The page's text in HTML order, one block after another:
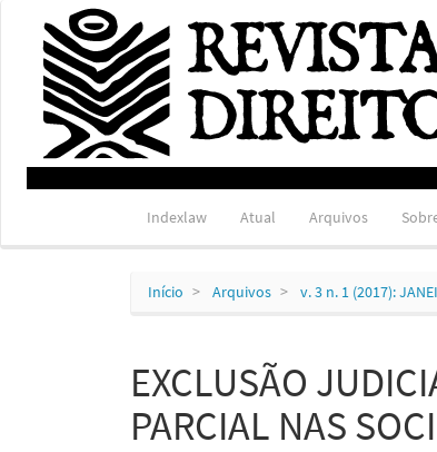
Navegação
Principal
Conteúdo
principal
Barra
Lateral
Indexlaw Atual Arquivos
Início Arquivos v. 3 n. 1 (2017):
EXCLUSÃO
PARCIAL NAS